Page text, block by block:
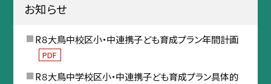
お知らせ
R８大鳥中校区小・中連携子ども育成プラン年間計画
PDF
R８大鳥中学校区小・中連携子ども育成プラン具体的